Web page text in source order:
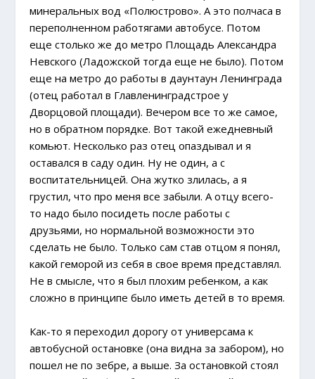
минеральных вод «Полюстрово». А это полчаса в
переполненном работягами автобусе. Потом
еще столько же до метро Площадь Александра
Невского (Ладожской тогда еще не было). Потом
еще на метро до работы в даунтаун Ленинграда
(отец работал в Главленинградстрое у
Дворцовой площади). Вечером все то же самое,
но в обратном порядке. Вот такой ежедневный
комьют. Несколько раз отец опаздывал и я
оставался в саду один. Ну не один, а с
воспитательницей. Она жутко злилась, а я
грустил, что про меня все забыли. А отцу всего-
то надо было посидеть после работы с
друзьями, но нормальной возможности это
сделать не было. Только сам став отцом я понял,
какой геморой из себя в свое время представлял.
Не в смысле, что я был плохим ребенком, а как
сложно в принципе было иметь детей в то время.
Как-то я переходил дорогу от универсама к
автобусной остановке (она видна за забором), но
пошел не по зебре, а выше. За остановкой стоял